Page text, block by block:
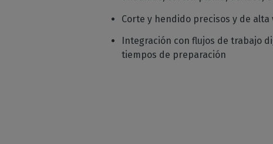
Corte y hendido precisos y de alta
Integración con flujos de trabajo
tiempos de preparación